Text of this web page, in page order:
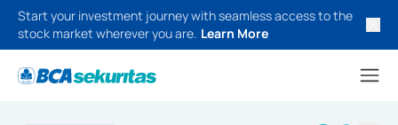
Start your investment journey with seamless access to the
stock market wherever you are. Learn More